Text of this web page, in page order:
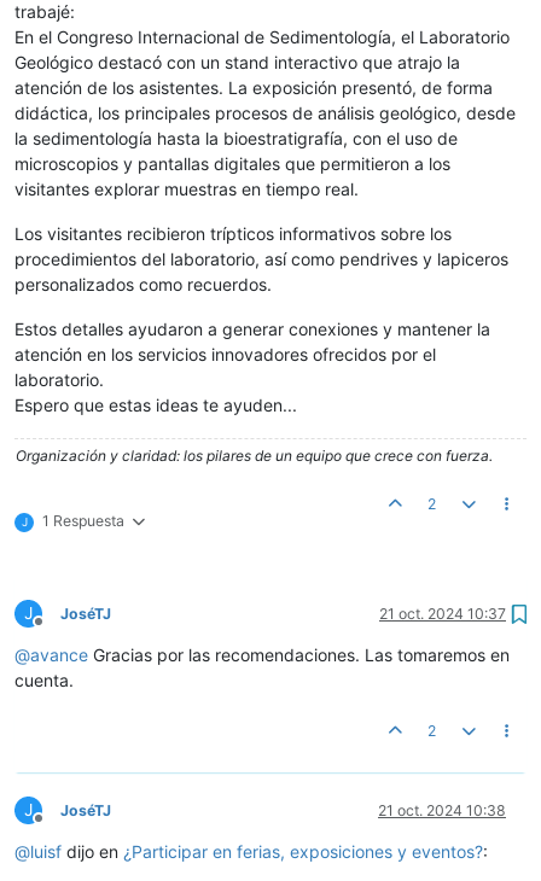
trabajé:
En el Congreso Internacional de Sedimentología, el Laboratorio
Geológico destacó con un stand interactivo que atrajo la
atención de los asistentes. La exposición presentó, de forma
didáctica, los principales procesos de análisis geológico, desde
la sedimentología hasta la bioestratigrafía, con el uso de
microscopios y pantallas digitales que permitieron a los
visitantes explorar muestras en tiempo real.
Los visitantes recibieron trípticos informativos sobre los
procedimientos del laboratorio, así como pendrives y lapiceros
personalizados como recuerdos.
Estos detalles ayudaron a generar conexiones y mantener la
atención en los servicios innovadores ofrecidos por el
laboratorio.
Espero que estas ideas te ayuden...
Organización y claridad: los pilares de un equipo que crece con fuerza.
J 1 Respuesta
2
J
Desconectado
JoséTJ 21 oct. 2024 10:37
@avance Gracias por las recomendaciones. Las tomaremos en
cuenta.
2
J
Desconectado
JoséTJ 21 oct. 2024 10:38
@luisf dijo en ¿Participar en ferias, exposiciones y eventos?: